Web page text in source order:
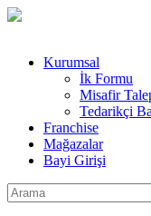
Kurumsal
İk Formu
Misafir
Tedarikçi
Franchise
Mağazalar
Bayi Girişi